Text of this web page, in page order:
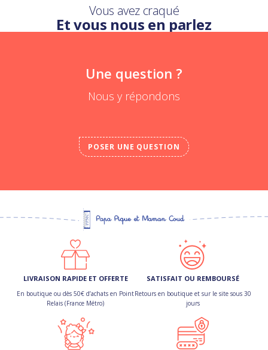
Vous avez craqué
Et vous nous en parlez
Une question ?
Nous y répondons
POSER UNE QUESTION
LIVRAISON RAPIDE ET OFFERTE
En boutique ou dès 50€ d’achats en Point
Relais (France Métro)
SATISFAIT OU REMBOURSÉ
Retours en boutique et sur le site sous 30
jours